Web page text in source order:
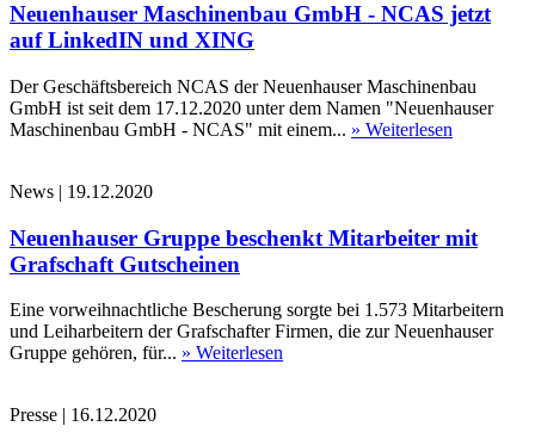
Neuenhauser Maschinenbau GmbH - NCAS jetzt
auf LinkedIN und XING
Der Geschäftsbereich NCAS der Neuenhauser Maschinenbau
GmbH ist seit dem 17.12.2020 unter dem Namen "Neuenhauser
Maschinenbau GmbH - NCAS" mit einem... » Weiterlesen
News | 19.12.2020
Neuenhauser Gruppe beschenkt Mitarbeiter mit
Grafschaft Gutscheinen
Eine vorweihnachtliche Bescherung sorgte bei 1.573 Mitarbeitern
und Leiharbeitern der Grafschafter Firmen, die zur Neuenhauser
Gruppe gehören, für... » Weiterlesen
Presse | 16.12.2020